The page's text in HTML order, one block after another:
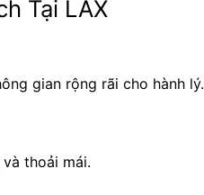
Tại LAX
gian rộng rãi cho hành lý.
thoải mái.